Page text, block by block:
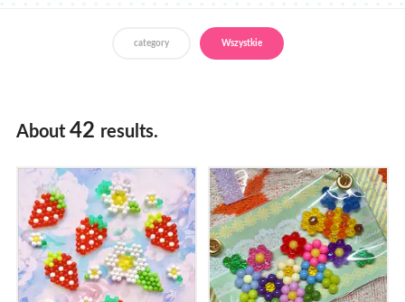
category Wszystkie
About 42 results.